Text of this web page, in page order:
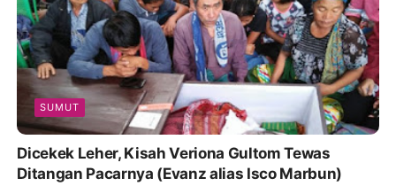
SUMUT
Dicekek Leher, Kisah Veriona Gultom Tewas
Ditangan Pacarnya (Evanz alias Isco Marbun)